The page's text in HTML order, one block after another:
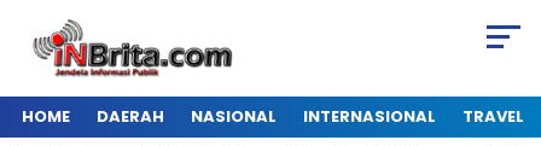
HOME DAERAH NASIONAL INTERNASIONAL TRAVEL